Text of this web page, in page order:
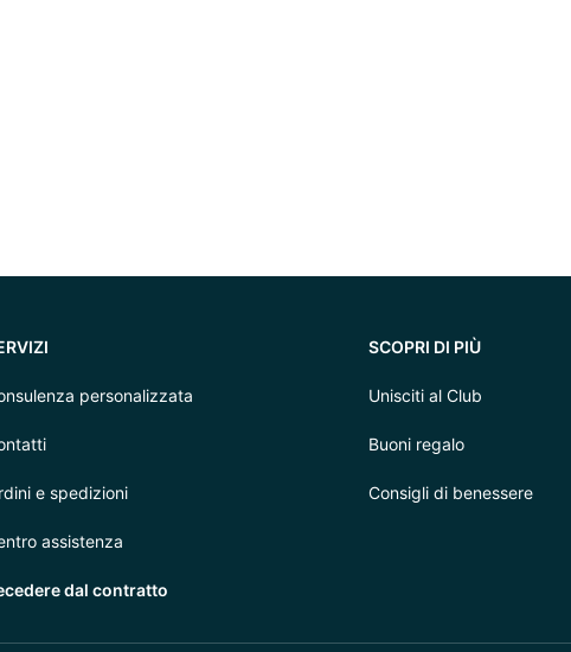
personalizzata
e spedizioni
assistenza
dal contratto
SCOPRI DI PIÙ
Unisciti al Club
Buoni regalo
Consigli di benessere